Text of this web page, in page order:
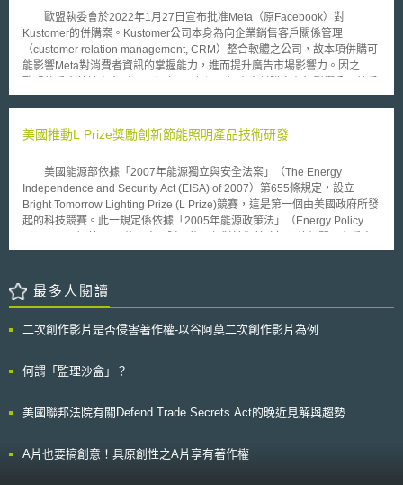
a.M.）首先確認被告所刊登之「不好喝保證退費」電視廣告已經符合不正競
爭防止法第4條第4款「促銷活動」之構成要件。再者，法院認為在被告所刊
登之電視廣告及附在產品瓶身之退費條件標籤並不足以使消費者明確得知退
費資訊。被告抗辯，基於現實因素，並無法將具體的保證退費條件一一細數
則，而在電子媒體廣告中忽略不提，是否有不實廣告及消費者權益如何保障
歐盟執委會於2022年1月27日宣布批准Meta（原Facebook）對
Kustomer的併購案。Kustomer公司本身為向企業銷售客戶關係管理
（customer relation management, CRM）整合軟體之公司，故本項併購可
能影響Meta對消費者資訊的掌握能力，進而提升廣告市場影響力。因之，
的結果，作成批准本併購案之決定，但要求Meta應遵守其提出的條件。
體之供給市場、以及CRM整合軟體售後客戶服務之供給市場的公平競爭。
channel API）。上述潛在競爭對手與業者和Kustomer公司相同，以中小企
業為其主要銷售客群。而Meta採取此種經營方式，則可能會劇烈減少CRM
整合軟體供給市場、以及CRM整合軟體售後客戶服務供給市場的競爭，導
致相關軟體產品或服務的價格上揚，並伴隨品質與創新能量的下降，更可能
式，公開予存在競爭關係之客戶服務CRM整合軟體供應商、與新參與市場
的業者取用；（2）Kustomer公司之客戶所使用Messenger、Instagram之
私人通訊服務，以及WhatsApp之功能未來有進行改良或更新時，Kustomer
履行該些約款為條件批准本併購案。
美國推動L Prize獎勵創新節能照明產品技術研發
美國能源部依據「2007年能源獨立與安全法案」（The Energy
Independence and Security Act (EISA) of 2007）第655條規定，設立
Bright Tomorrow Lighting Prize (L Prize)競賽，這是第一個由美國政府所發
起的科技競賽。此一規定係依據「2005年能源政策法」（Energy Policy
貢獻的科技研發或商業應用，得設置競賽活動並提供獎金。因此，為了促進
少照明能源的使用以達解決氣候變遷的方式之一，因此能源部希望在固態照
明技術的研發上扮演催化者的角色，藉由此一競賽來刺激研發超效能固態照
將會取代兩種日常生活所使用的產品：60W白熾燈泡與PAR 38滷素燈泡。
遍使用的，約佔美國國內白熾燈泡市場的一半。要獲得此獎項的要求，必須
得，除頒發一千萬美元的獎金外，亦已與聯邦政府簽署採購合約。該產品預
展開，希望針對PAR 38滷素燈泡領域，鼓勵企業研發LED替代產品，來取
代通常使用於零售商店或戶外安全照明的聚光燈和探照燈等傳統PAR 38滷
最多人閱讀
二次創作影片是否侵害著作權-以谷阿莫二次創作影片為例
何謂「監理沙盒」？
美國聯邦法院有關Defend Trade Secrets Act的晚近見解與趨勢
A片也要搞創意！具原創性之A片享有著作權